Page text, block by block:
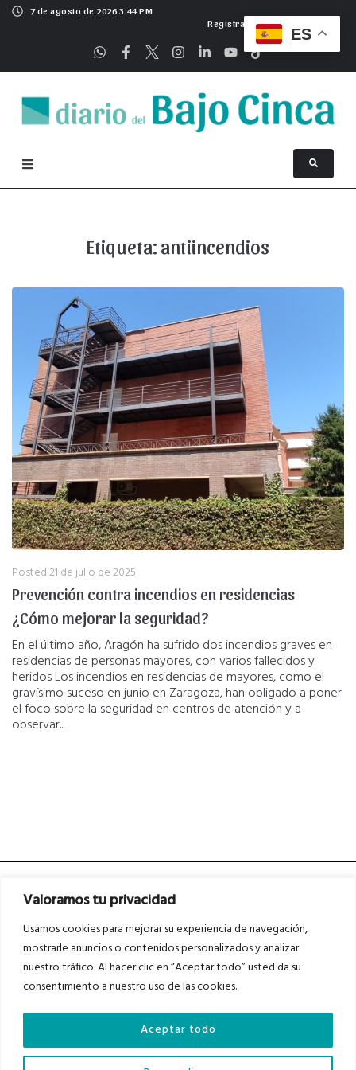
Valoramos tu privacidad
Usamos cookies para mejorar su experiencia de navegación,
mostrarle anuncios o contenidos personalizados y analizar
nuestro tráfico. Al hacer clic en “Aceptar todo” usted da su
consentimiento a nuestro uso de las cookies.
Aceptar todo
7 de agosto de 2026 3:44 PM
Registrarse
Etiqueta: antiincendios
Posted21 de julio de 2025
Prevención contra incendios en residencias
¿Cómo mejorar la seguridad?
En el último año, Aragón ha sufrido dos incendios graves en
residencias de personas mayores, con varios fallecidos y
heridos Los incendios en residencias de mayores, como el
gravísimo suceso en junio en Zaragoza, han obligado a poner
el foco sobre la seguridad en centros de atención y a
observar...
Asociados a
Auditados por
ES